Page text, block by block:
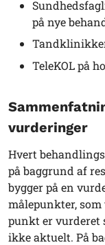
på nye
TeleKOL på
vurderinger
Hvert
på baggrund af
bygger på en
målepunkter,
punkt er vurderet
ikke aktuelt. På